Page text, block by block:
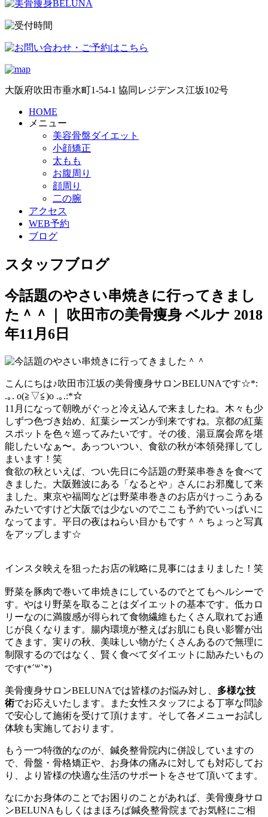
大阪府吹田市垂水町1-54-1 協同レジデンス江坂102号
HOME
メニュー
美容骨盤ダイエット
小顔矯正
太もも
お腹周り
顔周り
二の腕
アクセス
WEB予約
ブログ
スタッフブログ
今話題のやさい串焼きに行ってきまし
た＾＾｜ 吹田市の美骨痩身 ベルナ 2018
年11月6日
こんにちは♪吹田市江坂の美骨痩身サロンBELUNAです☆*:
.｡. o(≧▽≦)o .｡.:*☆
11月になって朝晩がぐっと冷え込んで来ましたね。 木々も少
しずつ色づき始め、紅葉シーズンが到来ですね。 京都の紅葉
スポットを色々巡ってみたいです。その後、 湯豆腐会席を堪
能したいなぁ〜。あっついつい、 食欲の秋が本領発揮してし
まいます！笑
食欲の秋といえば、 つい先日に今話題の野菜串巻きを食べて
きました。 大阪難波にある「なるとや」さんにお邪魔して来
ました。 東京や福岡などは野菜串巻きのお店がけっこうある
みたいですけど大阪では少ないのでここも予約でいっぱいに
なってます。平日の夜はねらい目かもです＾＾ちょっと写真
をアップします☆
インスタ映えを狙ったお店の戦略に見事にはまりました！笑
野菜を豚肉で巻いて串焼きにしているのでとてもヘルシーで
す。 やはり野菜を取ることはダイエットの基本です。 低カロ
リーなのに満腹感が得られて食物繊維もたくさん取れてお通
じが良くなります。 腸内環境が整えばお肌にも良い影響が出
てきます。実りの秋、 美味しい物がたくさんあるので無理に
制限するのではなく、 賢く食べてダイエットに励みたいもの
です(*´꒳`*)
美骨痩身サロンBELUNAでは皆様のお悩み対し、 多様な技
術でお応えいたします。
また女性スタッフによる丁寧な問診
で安心して施術を受けて頂けま す。そして各メニューお試し
体験も実施しております。
もう一つ特徴的なのが、鍼灸整骨院内に併設していますの
で、 骨盤・骨格矯正や、お身体の痛みに対しても対応してお
り、
より皆様の快適な生活のサポートをさせて頂いてます。
なにかお身体のことでお困りのことがあれば、 美骨痩身サロ
ンBELUNAもしくはまほろば鍼灸整骨院までお気軽にご相